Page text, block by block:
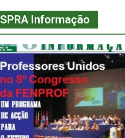
M
E
SPRA Informação